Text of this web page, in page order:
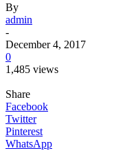
By
admin
-
December 4, 2017
0
1,485 views
Share
Facebook
Twitter
Pinterest
WhatsApp